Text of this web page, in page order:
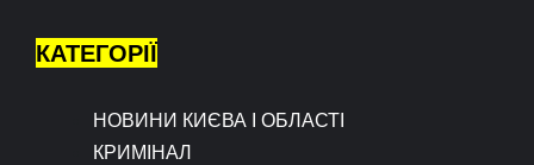
КАТЕГОРІЇ
НОВИНИ КИЄВА І ОБЛАСТІ
КРИМІНАЛ